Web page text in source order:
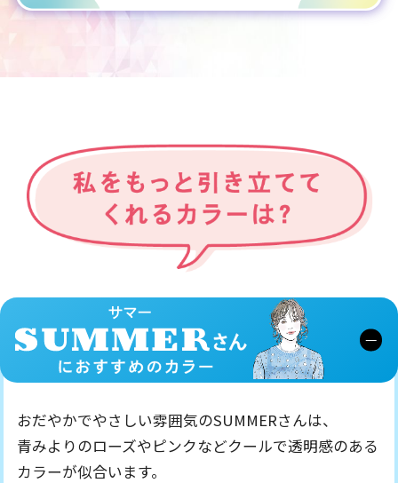
おだやかでやさしい雰囲気のSUMMERさんは、
青みよりのローズやピンクなどクールで透明感のある
カラーが似合います。